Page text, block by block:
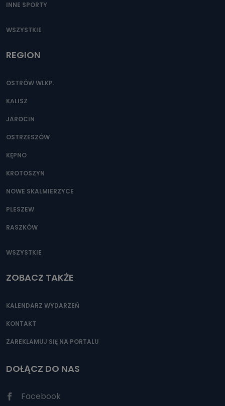
INNE SPORTY
WSZYSTKIE
REGION
OSTRÓW WLKP.
KALISZ
JAROCIN
OSTRZESZÓW
KĘPNO
KROTOSZYN
NOWE SKALMIERZYCE
PLESZEW
RASZKÓW
WSZYSTKIE
ZOBACZ TAKŻE
KALENDARZ WYDARZEŃ
KONTAKT
ZAREKLAMUJ SIĘ NA PORTALU
DOŁĄCZ DO NAS
Facebook